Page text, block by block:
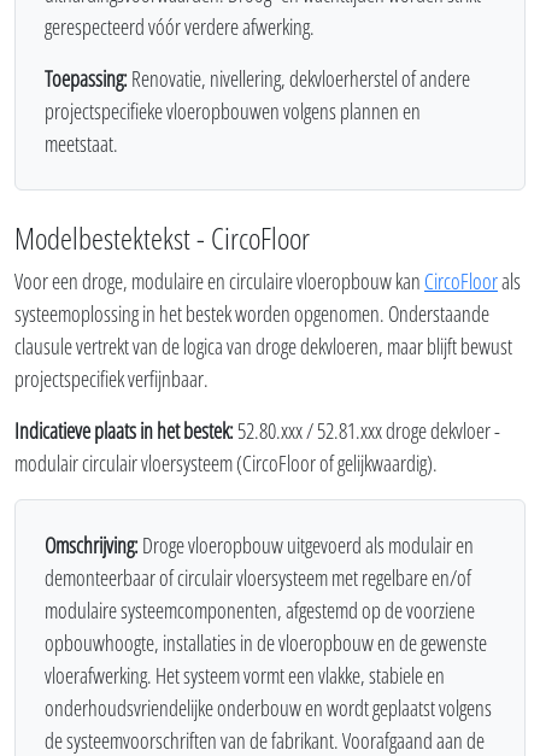
gerespecteerd vóór verdere afwerking.
Toepassing:Renovatie, nivellering, dekvloerherstel of andere
projectspecifieke vloeropbouwen volgens plannen en
meetstaat.
Modelbestektekst - CircoFloor
Voor een droge, modulaire en circulaire vloeropbouw kan CircoFloorals
systeemoplossing in het bestek worden opgenomen. Onderstaande
clausule vertrekt van de logica van droge dekvloeren, maar blijft bewust
projectspecifiek verfijnbaar.
Indicatieve plaats in het bestek:52.80.xxx / 52.81.xxx droge dekvloer -
modulair circulair vloersysteem (CircoFloor of gelijkwaardig).
Omschrijving:Droge vloeropbouw uitgevoerd als modulair en
demonteerbaar of circulair vloersysteem met regelbare en/of
modulaire systeemcomponenten, afgestemd op de voorziene
opbouwhoogte, installaties in de vloeropbouw en de gewenste
vloerafwerking. Het systeem vormt een vlakke, stabiele en
onderhoudsvriendelijke onderbouw en wordt geplaatst volgens
de systeemvoorschriften van de fabrikant. Voorafgaand aan de